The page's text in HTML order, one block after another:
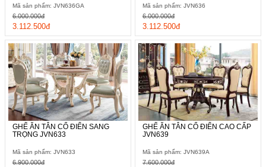
Mã sản phẩm: JVN636GA
3.112.500đ
6.000.000đ
Mã sản phẩm: JVN636
3.112.500đ
6.000.000đ
GHẾ ĂN TÂN CỔ ĐIỂN SANG
TRỌNG JVN633
Mã sản phẩm: JVN633
6.900.000đ
GHẾ ĂN TÂN CỔ ĐIỂN CAO CẤP
JVN639
Mã sản phẩm: JVN639A
7.600.000đ